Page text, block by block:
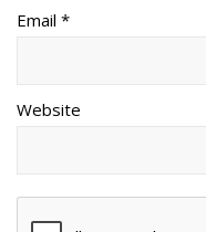
Email *
Website